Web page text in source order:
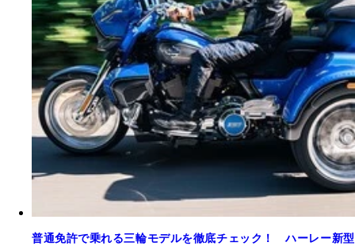
普通免許で乗れる三輪モデルを徹底チェック！ ハーレー新型